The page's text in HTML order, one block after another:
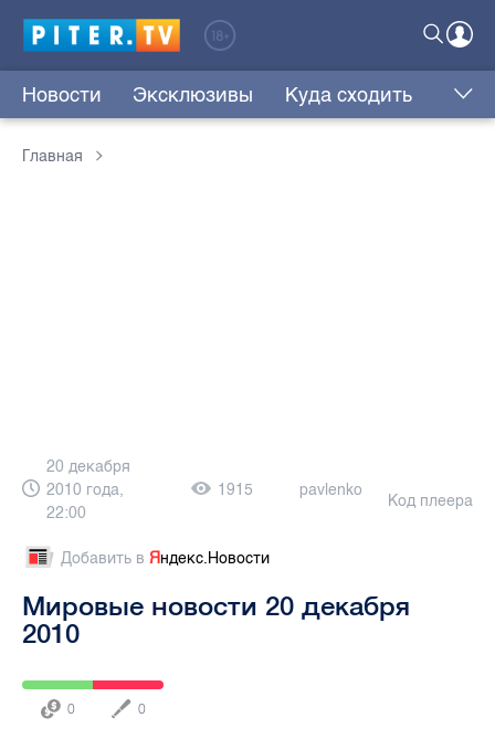
Новости Эксклюзивы Куда сходить
Главная
20 декабря
2010 года,
22:00
1915 pavlenko
Код плеера
Добавить в Яндекс.Новости
Мировые новости 20 декабря
2010
0 0